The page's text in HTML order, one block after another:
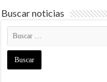
Buscar noticias